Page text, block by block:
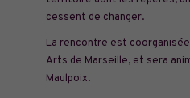
cessent de changer.
La rencontre est coorganisée
Arts de Marseille, et sera
Maulpoix.